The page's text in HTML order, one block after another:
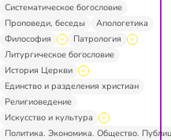
Систематическое богословие
Проповеди, беседы
Апологетика
Философия
Патрология
Литургическое богословие
История Церкви
Единство и разделения христиан
Религиоведение
Искусство и культура
Политика. Экономика. Общество.